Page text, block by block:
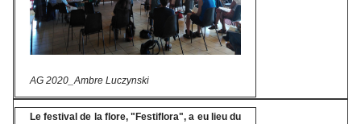
AG 2020_Ambre Luczynski
Le festival de la flore, "Festiflora", a eu lieu du